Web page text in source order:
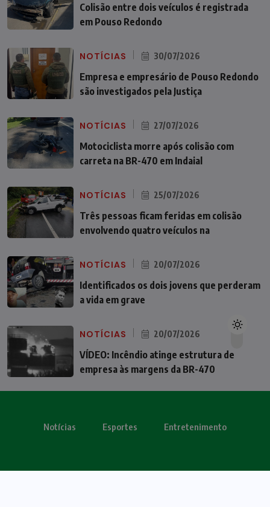
Colisão entre dois veículos é registrada
em Pouso Redondo
NOTÍCIAS 30/07/2026
Empresa e empresário de Pouso Redondo
são investigados pela Justiça
NOTÍCIAS 27/07/2026
Motociclista morre após colisão com
carreta na BR-470 em Indaial
NOTÍCIAS 25/07/2026
Três pessoas ficam feridas em colisão
envolvendo quatro veículos na
NOTÍCIAS 20/07/2026
Identificados os dois jovens que perderam
a vida em grave
NOTÍCIAS 20/07/2026
VÍDEO: Incêndio atinge estrutura de
empresa às margens da BR-470
Notícias Esportes Entretenimento